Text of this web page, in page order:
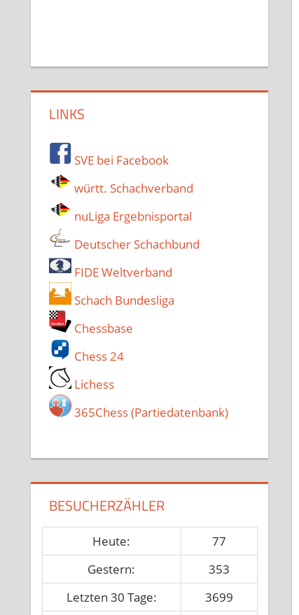
LINKS
SVE bei Facebook
württ. Schachverband
nuLiga Ergebnisportal
Deutscher Schachbund
FIDE Weltverband
Schach Bundesliga
Chessbase
Chess 24
Lichess
365Chess (Partiedatenbank)
BESUCHERZÄHLER
Heute:
77
Gestern:
353
Letzten 30 Tage:
3699